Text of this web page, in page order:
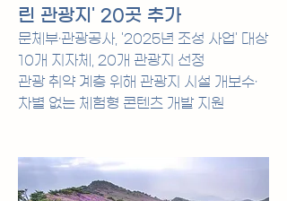
린 관광지' 20곳 추가
문체부·관광공사, '2025년 조성 사업' 대상
10개 지자체, 20개 관광지 선정
관광 취약 계층 위해 관광지 시설 개보수·
차별 없는 체험형 콘텐츠 개발 지원